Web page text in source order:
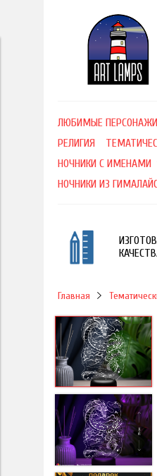
ЛЮБИМЫЕ ПЕРСОНАЖИ
РЕЛИГИЯ
НОЧНИКИ С ИМЕНАМИ
НОЧНИКИ ИЗ
Главная